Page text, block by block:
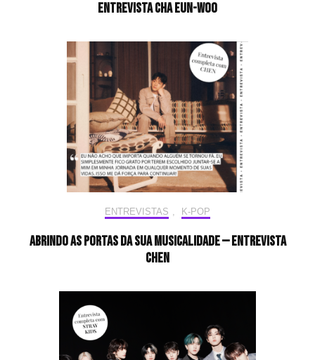
Entrevista CHA EUN-WOO
ENTREVISTAS , K-POP
Abrindo as portas da sua musicalidade — Entrevista
CHEN